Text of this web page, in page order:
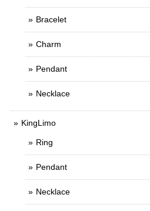
Bracelet
Charm
Pendant
Necklace
KingLimo
Ring
Pendant
Necklace